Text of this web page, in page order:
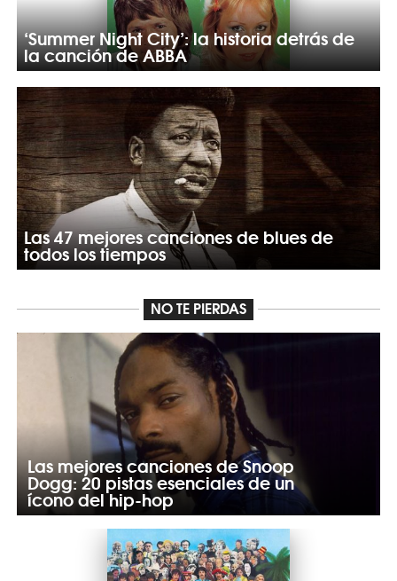
‘Summer Night City’: la historia detrás de
la canción de ABBA
Las 47 mejores canciones de blues de
todos los tiempos
NO TE PIERDAS
Las mejores canciones de Snoop
Dogg: 20 pistas esenciales de un
ícono del hip-hop